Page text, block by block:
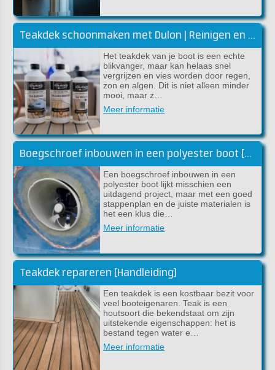
Teakdek schoonmaken met Dulon | Reinigen en kleur herstellen
Het teakdek van je boot is een echte
blikvanger, maar kan helaas snel
vergrijzen en vies worden door regen,
zon en algen. Dit is niet alleen minder
mooi, maar z…
Meer informatie
Boegschroef inbouwen in een polyester boot [handleiding]
Een boegschroef inbouwen in een
polyester boot lijkt misschien een
uitdagend project, maar met een goed
stappenplan en de juiste materialen is
het een klus die…
Meer informatie
Teakdek repareren [Handleiding]
Een teakdek is een kostbaar bezit voor
veel booteigenaren. Teak is een
houtsoort die bekendstaat om zijn
uitstekende eigenschappen: het is
bestand tegen water e…
Meer informatie